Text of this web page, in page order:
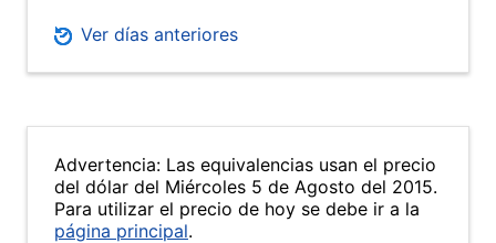
Ver días anteriores
Advertencia: Las equivalencias usan el precio
del dólar del Miércoles 5 de Agosto del 2015.
Para utilizar el precio de hoy se debe ir a la
página principal.